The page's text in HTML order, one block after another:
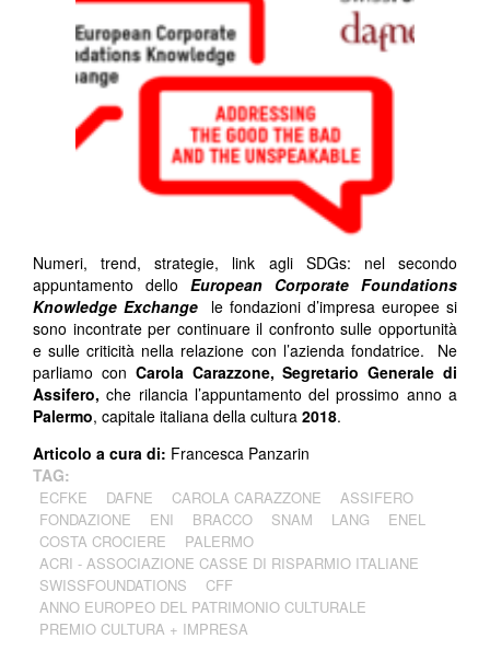
Numeri, trend, strategie, link agli SDGs: nel secondo
appuntamento dello European Corporate Foundations
Knowledge Exchange le fondazioni d’impresa europee si
sono incontrate per continuare il confronto sulle opportunità
e sulle criticità nella relazione con l’azienda fondatrice. Ne
parliamo con Carola Carazzone, Segretario Generale di
Assifero,che rilancia l’appuntamento del prossimo anno a
Palermo, capitale italiana della cultura 2018.
Articolo a cura di: Francesca Panzarin
TAG:
ECFKE DAFNE CAROLA CARAZZONE
ASSIFERO
FONDAZIONE
ENI BRACCO SNAM LANG
ENEL
COSTA CROCIERE
PALERMO
ACRI - ASSOCIAZIONE CASSE DI RISPARMIO ITALIANE
SWISSFOUNDATIONS
CFF
ANNO EUROPEO DEL PATRIMONIO CULTURALE
PREMIO CULTURA + IMPRESA